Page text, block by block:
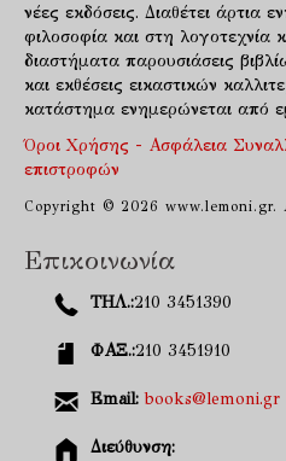
νέες εκδόσεις. Διαθέτει άρτια
φιλοσοφία και στη λογοτεχνία
διαστήματα παρουσιάσεις
και εκθέσεις εικαστικών
κατάστημα ενημερώνεται από
Όροι Χρήσης - Ασφάλεια
επιστροφών
Copyright © 2026 www.lemoni.gr.
Επικοινωνία
ΤΗΛ.:210 3451390
ΦΑΞ.:210 3451910
Email: books@lemoni.gr
Διεύθυνση: